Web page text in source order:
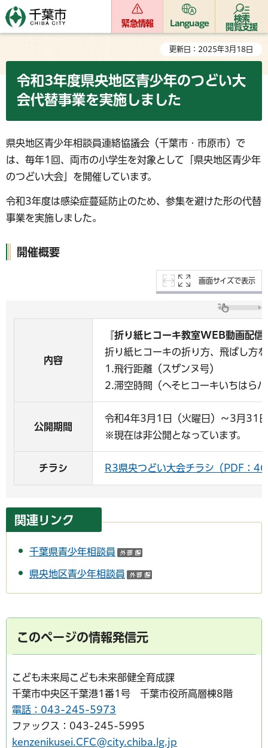
緊急情報 Language
検索
閲覧支援
更新日：2025年3月18日
令和3年度県央地区青少年のつどい大
会代替事業を実施しました
県央地区青少年相談員連絡協議会（千葉市・市原市）で
は、毎年1回、両市の小学生を対象として「県央地区青少年
のつどい大会」を開催しています。
令和3年度は感染症蔓延防止のため、参集を避けた形の代替
事業を実施しました。
開催概要
画面サイズで表示
内容
折り紙ヒコーキ教室WEB動画配信
折り紙ヒコーキの折り方、飛ばし方
1.飛行距離（スザンヌ号）
2.滞空時間（へそヒコーキいちはら
公開期間
令和4年3月1日（火曜日）～3月31
※現在は非公開となっています。
チラシ R3県央つどい大会チラシ（PDF：
関連リンク
千葉県青少年相談員
県央地区青少年相談員
このページの情報発信元
こども未来局こども未来部健全育成課
千葉市中央区千葉港1番1号 千葉市役所高層棟8階
電話：043-245-5973
ファックス：043-245-5995
kenzenikusei.CFC@city.chiba.lg.jp